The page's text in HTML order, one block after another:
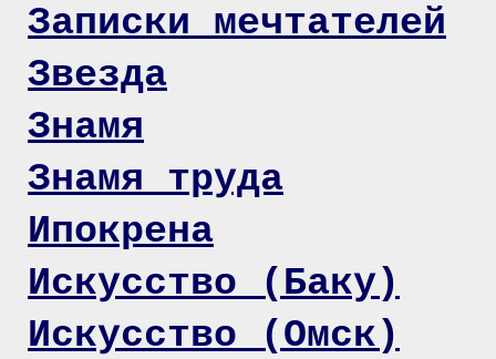
Записки мечтателей
Звезда
Знамя
Знамя труда
Ипокрена
Искусство (Баку)
Искусство (Омск)